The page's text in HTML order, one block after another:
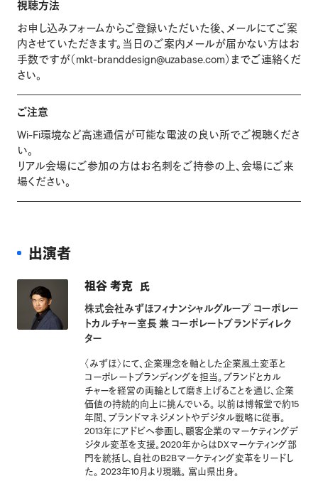
視聴方法
お申し込みフォームからご登録いただいた後、メールにてご案
内させていただきます。当日のご案内メールが届かない方はお
手数ですが（mkt-branddesign@uzabase.com）までご連絡くだ
さい。
ご注意
Wi-Fi環境など高速通信が可能な電波の良い所でご視聴くださ
い。
リアル会場にご参加の方はお名刺をご持参の上、会場にご来
場ください。
出演者
祖谷 考克 氏
株式会社みずほフィナンシャルグループ コーポレー
トカルチャー室長 兼 コーポレートブランドディレク
ター
〈みずほ〉にて、企業理念を軸とした企業風土変革と
コーポレートブランディングを担当。ブランドとカル
チャーを経営の両輪として磨き上げることを通じ、企業
価値の持続的向上に挑んでいる。 以前は博報堂で約15
年間、ブランドマネジメントやデジタル戦略に従事。
2013年にアドビへ参画し、顧客企業のマーケティングデ
ジタル変革を支援。2020年からはDXマーケティング部
門を統括し、自社のB2Bマーケティング変革をリードし
た。 2023年10月より現職。 富山県出身。